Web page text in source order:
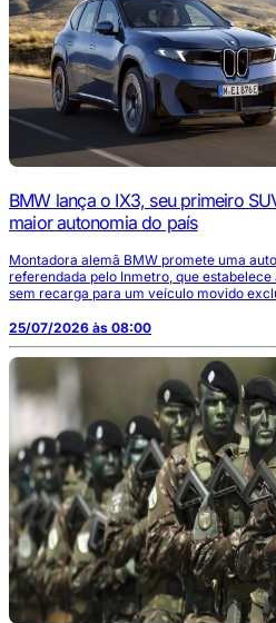
BMW lança o IX3, seu primeiro
maior autonomia do país
Montadora alemã BMW promete uma
referendada pelo Inmetro, que
sem recarga para um veículo movido
25/07/2026 às 08:00